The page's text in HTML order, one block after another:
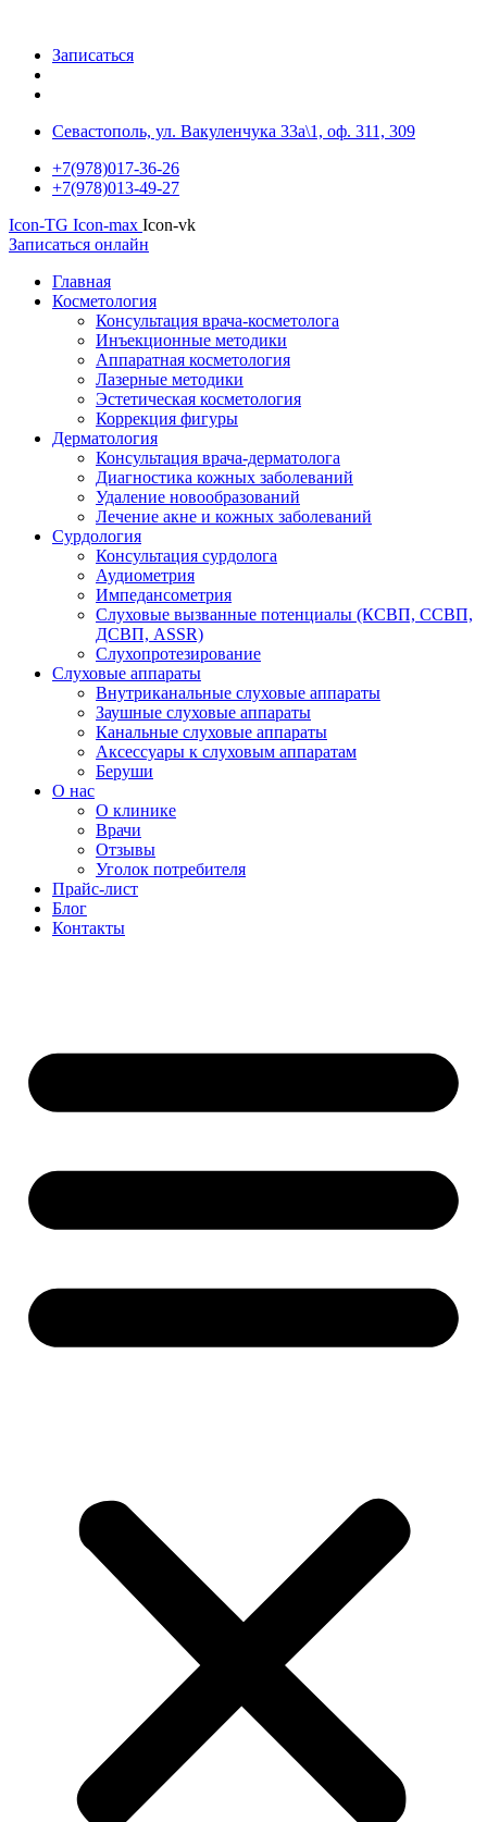
Записаться
Севастополь, ул. Вакуленчука 33а\1, оф. 311, 309
+7(978)017-36-26
+7(978)013-49-27
Icon-TG Icon-max Icon-vk
Записаться онлайн
Главная
Косметология
Консультация врача-косметолога
Инъекционные методики
Аппаратная косметология
Лазерные методики
Эстетическая косметология
Коррекция фигуры
Дерматология
Консультация врача-дерматолога
Диагностика кожных заболеваний
Удаление новообразований
Лечение акне и кожных заболеваний
Сурдология
Консультация сурдолога
Аудиометрия
Импедансометрия
Слуховые вызванные потенциалы (КСВП, ССВП,
ДСВП, ASSR)
Слухопротезирование
Слуховые аппараты
Внутриканальные слуховые аппараты
Заушные слуховые аппараты
Канальные слуховые аппараты
Аксессуары к слуховым аппаратам
Беруши
О нас
О клинике
Врачи
Отзывы
Уголок потребителя
Прайс-лист
Блог
Контакты